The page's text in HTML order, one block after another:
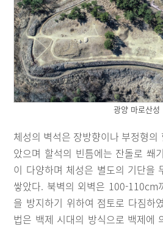
광양 마로산성
체성의 벽석은 장방향이나 부정형
았으며 할석의 빈틈에는 잔돌로 쐐
이 다양하며 체성은 별도의 기단을
쌓았다. 북벽의 외벽은 100-110cm
을 방지하기 위하여 점토로 다짐하
법은 백제 시대의 방식으로 백제에